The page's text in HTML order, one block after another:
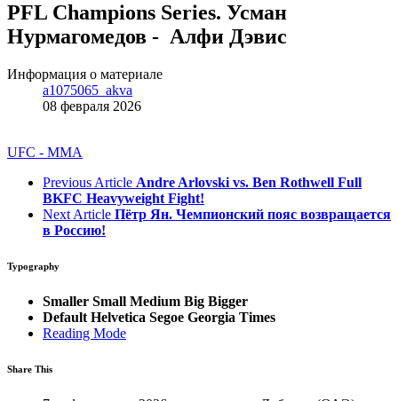
PFL Champions Series. Усман
Нурмагомедов - Алфи Дэвис
Информация о материале
a1075065_akva
08 февраля 2026
UFC - MMA
Previous Article Andre Arlovski vs. Ben Rothwell Full
BKFC Heavyweight Fight!
Next Article Пётр Ян. Чемпионский пояс возвращается
в Россию!
Typography
Smaller Small Medium Big Bigger
Default Helvetica Segoe Georgia Times
Reading Mode
Share This